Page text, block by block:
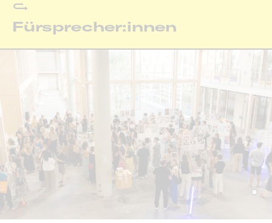
Fürsprecher:innen